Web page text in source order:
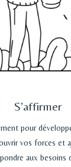
S’affirmer
pour
vos forces et
aux besoins